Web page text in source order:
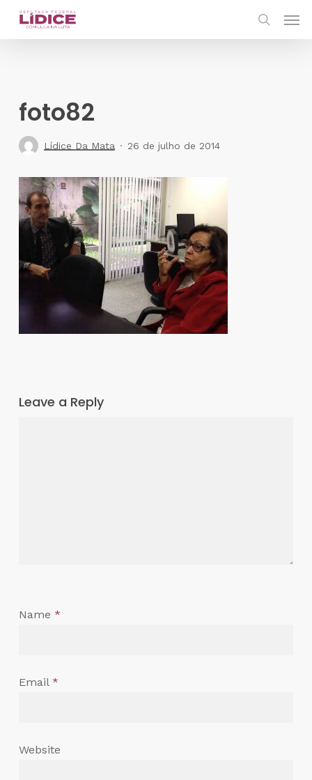
Skip
foto82
Lídice Da Mata 26 de julho de 2014
Leave a Reply
Name *
Email *
Website